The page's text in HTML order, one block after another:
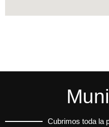
Cubrimos toda la